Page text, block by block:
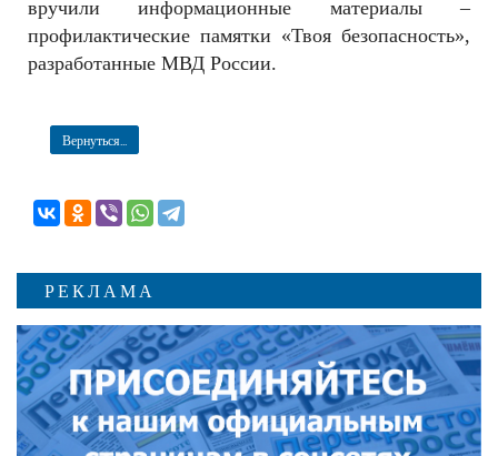
вручили информационные материалы –
профилактические памятки «Твоя безопасность»,
разработанные МВД России.
Вернуться...
РЕКЛАМА